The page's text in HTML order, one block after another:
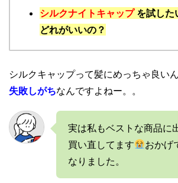
シルクナイトキャップ を試した
どれがいいの？
シルクキャップって髪にめっちゃ良いん
失敗しがちなんですよねー。。
実は私もベストな商品に
買い直してます
おかげ
なりました。